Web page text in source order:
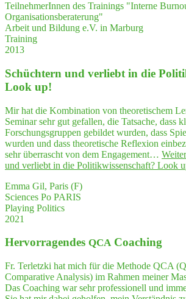
TeilnehmerInnen des Trainings "Interne
Organisationsberaterung"
Arbeit und Bildung e.V. in Marburg
Training
2013
Schüch­tern und ver­liebt in die
Look up!
Mir hat die Kombination von theoretischem
Seminar sehr gut gefallen, die Tatsache, dass
Forschungsgruppen gebildet wurden, dass
wurden und dass theoretische Reflexion
sehr überrascht von dem Engagement…
und ver­liebt in die Poli­tik­wis­sen­schaft? Look
Emma Gil, Paris (F)
Sciences Po PARIS
Playing Politics
2021
Her­vor­ra­gen­des QCA Coaching
Fr. Terletzki hat mich für die Methode QCA
Comparative Analysis) im Rahmen meiner
Das Coaching war sehr professionell und